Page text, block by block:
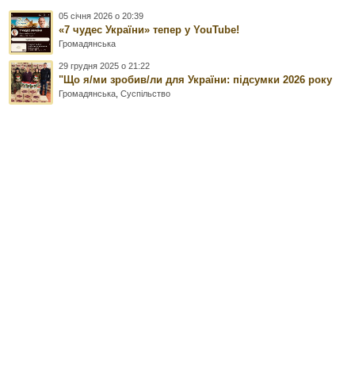
05 січня 2026 о 20:39
«7 чудес України» тепер у YouTube!
Громадянська
29 грудня 2025 о 21:22
"Що я/ми зробив/ли для України: підсумки 2026 року
Громадянська ,Суспільство